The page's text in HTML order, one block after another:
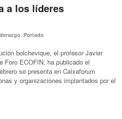
a los líderes
Portada
bolchevique, el profesor Javier
Foro ECOFIN, ha publicado el
se presenta en Caixaforum
y organizaciones implantados por el